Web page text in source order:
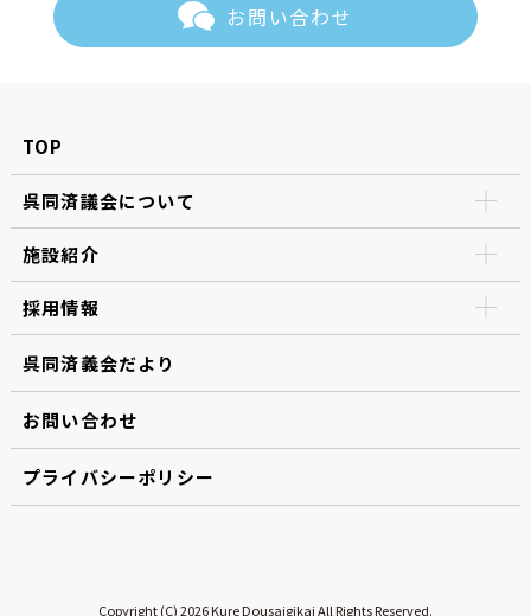
お問い合わせ
TOP
呉同済議会について
施設紹介
採用情報
呉同済義会だより
お問い合わせ
プライバシーポリシー
Copyright (C) 2026 Kure Dousaigikai All Rights Reserved.